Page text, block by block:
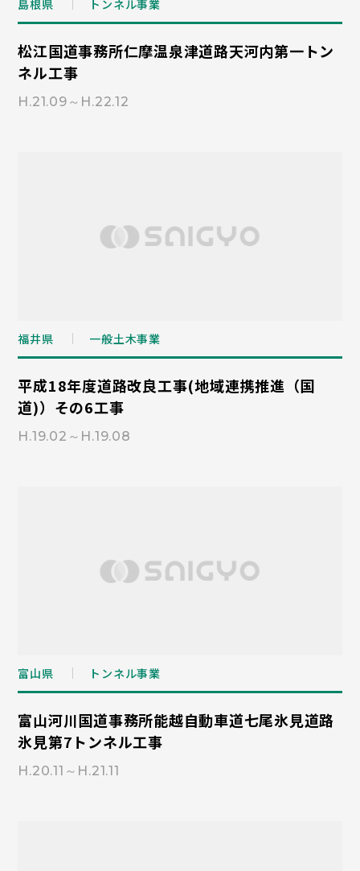
島根県 トンネル事業
松江国道事務所仁摩温泉津道路天河内第一トン
ネル工事
H.21.09～H.22.12
福井県 一般土木事業
平成18年度道路改良工事(地域連携推進（国
道)）その6工事
H.19.02～H.19.08
富山県 トンネル事業
富山河川国道事務所能越自動車道七尾氷見道路
氷見第7トンネル工事
H.20.11～H.21.11